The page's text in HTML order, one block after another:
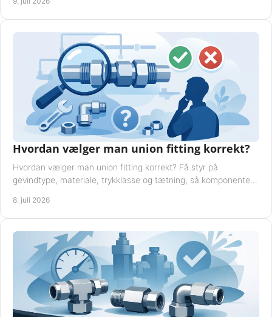
Hvordan vælger man union fitting korrekt?
Hvordan vælger man union fitting korrekt? Få styr på
gevindtype, materiale, trykklasse og tætning, så komponenten
8. juli 2026